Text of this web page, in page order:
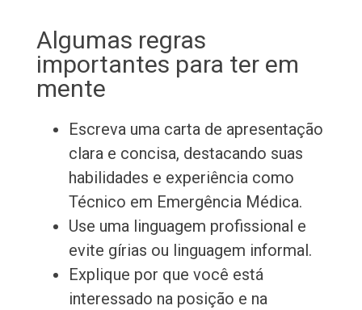
Algumas regras
importantes para ter em
mente
Escreva uma carta de apresentação
clara e concisa, destacando suas
habilidades e experiência como
Técnico em Emergência Médica.
Use uma linguagem profissional e
evite gírias ou linguagem informal.
Explique por que você está
interessado na posição e na